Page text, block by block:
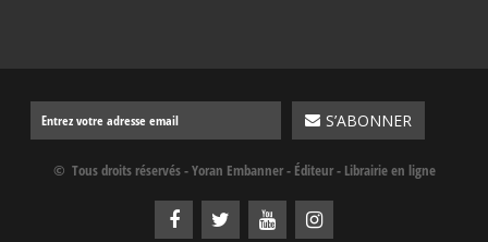
© Tous droits réservés - Yoran Embanner - Éditeur - Librairie en ligne